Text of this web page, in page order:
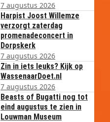
7 augustus 2026
Harpist Joost Willemze
verzorgt zaterdag
promenadeconcert in
Dorpskerk
7 augustus 2026
Zin in iets leuks? Kijk op
WassenaarDoet.nl
7 augustus 2026
Beasts of Bugatti nog tot
eind augustus te zien in
Louwman Museum